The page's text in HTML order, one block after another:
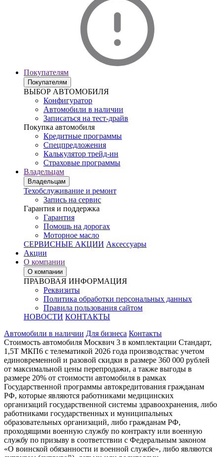
Покупателям
Покупателям
ВЫБОР АВТОМОБИЛЯ
Конфигуратор
Автомобили в наличии
Записаться на тест-драйв
Покупка автомобиля
Кредитные программы
Спецпредложения
Калькулятор трейд-ин
Страховые программы
Владельцам
Владельцам
Техобслуживание и ремонт
Запись на сервис
Гарантия и поддержка
Гарантия
Помощь на дорогах
Моторное масло
СЕРВИСНЫЕ АКЦИИ Аксессуары
Акции
О компании
О компании
ПРАВОВАЯ ИНФОРМАЦИЯ
Реквизиты
Политика обработки персональных данных
Правила пользования сайтом
НОВОСТИ КОНТАКТЫ
Автомобили в наличии Для бизнеса Контакты
Стоимость автомобиля Москвич 3 в комплектации Стандарт,
1,5Т МКП6 с телематикой 2026 года производствас учетом
единовременной и разовой скидки в размере 360 000 рублей
от максимальной цены перепродажи, а также выгоды в
размере 20% от стоимости автомобиля в рамках
Государственной программы автокредитования гражданам
РФ, которые являются работниками медицинских
организаций государственной системы здравоохранения, либо
работниками государственных и муниципальных
образовательных организаций, либо гражданам РФ,
проходящими военную службу по контракту или военную
службу по призыву в соответствии с Федеральным законом
«О воинской обязанности и военной службе», либо являются